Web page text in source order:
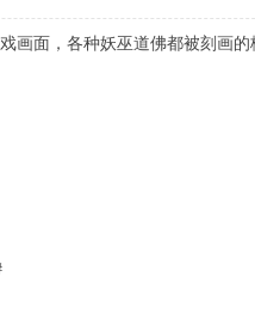
画面，各种妖巫道佛都被刻画